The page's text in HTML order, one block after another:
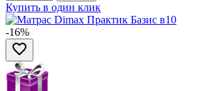
Купить в один клик
-16%